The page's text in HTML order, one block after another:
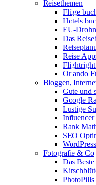
Reisethemen
Flüge
Hotels
EU-
Das
Reise
Flightright
Orlando
Bloggen,
Gute und
Google
Lustige
Influencer
Rank
SEO
Fotografie & Co
Das
PhotoPills